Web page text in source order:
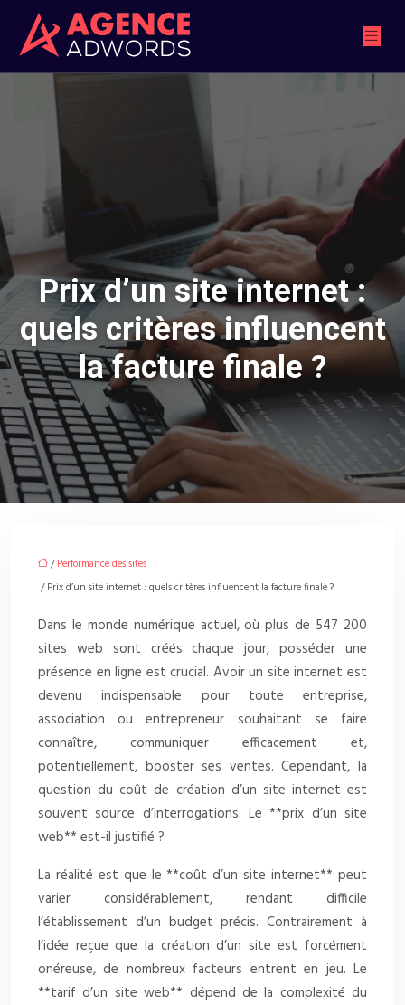
Prix d’un site internet :
quels critères influencent
la facture finale ?
/Performance des sites
/ Prix d’un site internet : quels critères influencent la facture finale ?
Dans le monde numérique actuel, où plus de 547 200
sites web sont créés chaque jour, posséder une
présence en ligne est crucial. Avoir un site internet est
devenu indispensable pour toute entreprise,
association ou entrepreneur souhaitant se faire
connaître, communiquer efficacement et,
potentiellement, booster ses ventes. Cependant, la
question du coût de création d’un site internet est
souvent source d’interrogations. Le **prix d’un site
web** est-il justifié ?
La réalité est que le **coût d’un site internet** peut
varier considérablement, rendant difficile
l’établissement d’un budget précis. Contrairement à
l’idée reçue que la création d’un site est forcément
onéreuse, de nombreux facteurs entrent en jeu. Le
**tarif d’un site web** dépend de la complexité du